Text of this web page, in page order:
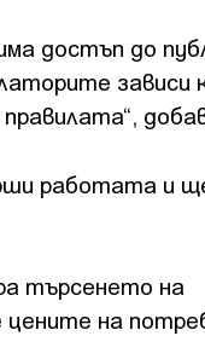
достъп до
зависи
работата и
търсенето на
цените на